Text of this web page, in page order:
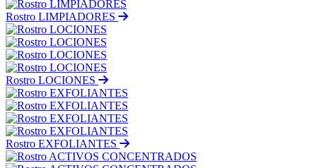
Rostro LIMPIADORES
Rostro LOCIONES
Rostro EXFOLIANTES